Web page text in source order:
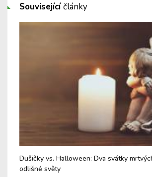
Souvisejícíčlánky
Dušičky vs. Halloween: Dva svátky
odlišné světy